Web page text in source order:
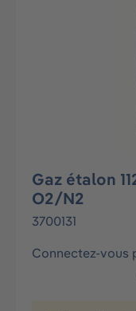
Gaz étalon
O2/N2
3700131
Connectez-vous